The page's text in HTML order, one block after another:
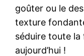
goûter ou le
texture
séduire toute
aujourd’hui !